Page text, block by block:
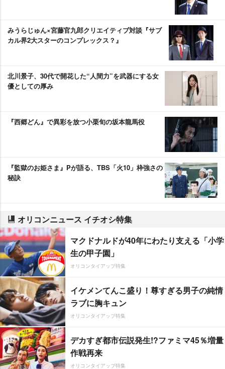
みうらじゅん×宮藤官九郎クリエイティブ対談『サブ
カル界2大スターのコンプレックス？』
北川景子、30代で開花した“人間力”を武器にする女
優としての厚み
『西郷どん』で異彩を放つ小栗旬の坂本龍馬役
『監獄のお姫さま』Pが語る、TBS「火10」枠強さの
秘訣
オリコンニュース イチオシ特集
マクドナルドが40年にわたり支える「小学
生の甲子園」
オリコンタイアップ特集
イケメンてんこ盛り！尊すぎる男子の純情
ラブに胸キュン
オリコンタイアップ特集
デカすぎ都市伝説発生!?ファミマ45％増量
作戦再来
オリコンタイアップ特集